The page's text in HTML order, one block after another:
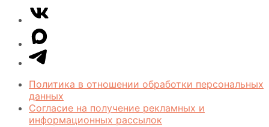
МедиаVK
Telegram
MAX
Политика в отношении обработки персональных
данных
Согласие на получение рекламных и
информационных рассылок